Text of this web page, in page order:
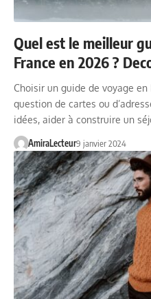
Quel est le meilleur
France en 2026 ?
Choisir un guide de voyage en
question de cartes ou
idées, aider à construire un
AmiraLecteur9 janvier 2024